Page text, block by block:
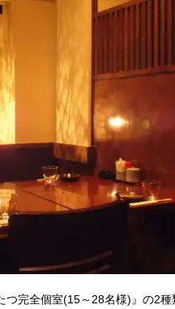
つ完全個室(15～28名様)』の2